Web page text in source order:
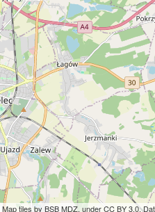
tiles by BSB MDZ, under CC BY 3.0.